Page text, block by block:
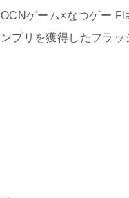
ゲーム×なつゲー
プリを獲得したフラッ